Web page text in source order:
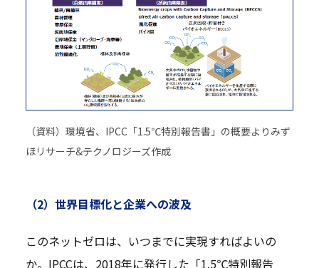
（資料）環境省、IPCC「1.5℃特別報告書」の概要よりみず
ほリサーチ&テクノロジーズ作成
（2）世界目標化と企業への波及
このネットゼロは、いつまでに実現すればよいの
か。IPCCは、2018年に発行した「1.5℃特別報告